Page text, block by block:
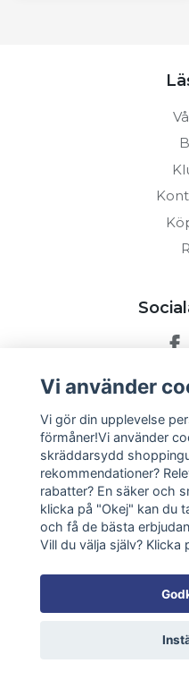
Prenumerera
©
Vi använder
Vi gör din upplevelse
förmåner!Vi använder
skräddarsydd
rekommendationer?
rabatter? En säker och
klicka på "Okej" kan du
och få de bästa
Vill du välja själv? Klicka